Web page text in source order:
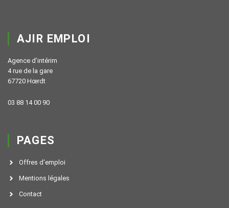
AJIR EMPLOI
Agence d’intérim
4 rue de la gare
67720 Hœrdt
03 88 14 00 90
PAGES
Offres d'emploi
Mentions légales
Contact